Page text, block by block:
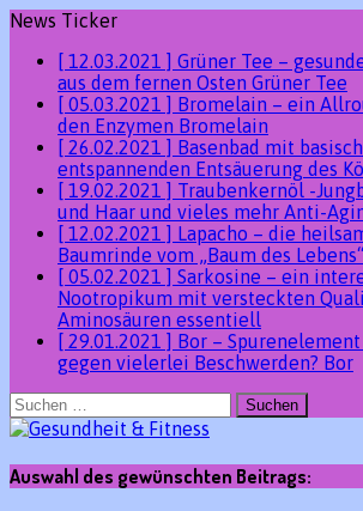
News Ticker
[ 12.03.2021 ] Grüner Tee –
aus dem fernen Osten Grüner Tee
[ 05.03.2021 ] Bromelain – ein
den Enzymen Bromelain
[ 26.02.2021 ] Basenbad mit
entspannenden Entsäuerung des
[ 19.02.2021 ] Traubenkernöl -
und Haar und vieles mehr Anti-
[ 12.02.2021 ] Lapacho – die
Baumrinde vom „Baum des Lebens“
[ 05.02.2021 ] Sarkosine – ein
Nootropikum mit versteckten
Aminosäuren essentiell
[ 29.01.2021 ] Bor –
gegen vielerlei Beschwerden? Bor
Suchen
nach:
Auswahl des gewünschten Beitrags: